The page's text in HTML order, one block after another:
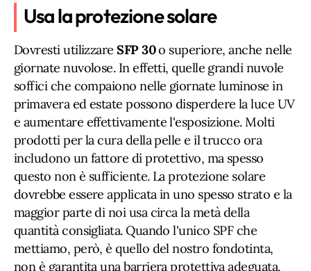
Usa la protezione solare
Dovresti utilizzareSFP 30o superiore, anche nelle
giornate nuvolose. In effetti, quelle grandi nuvole
soffici che compaiono nelle giornate luminose in
primavera ed estate possono disperdere la luce UV
e aumentare effettivamente l'esposizione. Molti
prodotti per la cura della pelle e il trucco ora
includono un fattore di protettivo, ma spesso
questo non è sufficiente. La protezione solare
dovrebbe essere applicata in uno spesso strato e la
maggior parte di noi usa circa la metà della
quantità consigliata. Quando l'unico SPF che
mettiamo, però, è quello del nostro fondotinta,
non è garantita una barriera protettiva adeguata,